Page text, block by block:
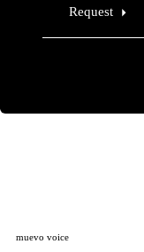
Request
muevo voice